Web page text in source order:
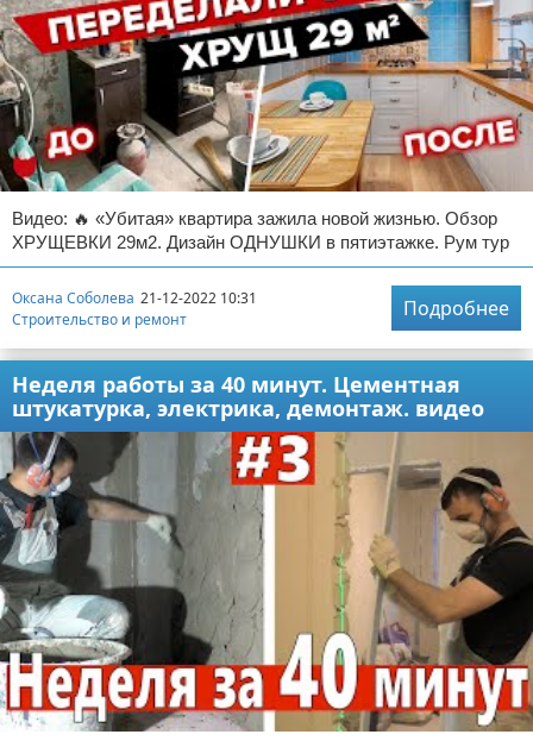
Видео: 🔥 «Убитая» квартира зажила новой жизнью. Обзор
ХРУЩЕВКИ 29м2. Дизайн ОДНУШКИ в пятиэтажке. Рум тур
Оксана Соболева 21-12-2022 10:31
Строительство и ремонт
Подробнее
Неделя работы за 40 минут. Цементная
штукатурка, электрика, демонтаж. видео